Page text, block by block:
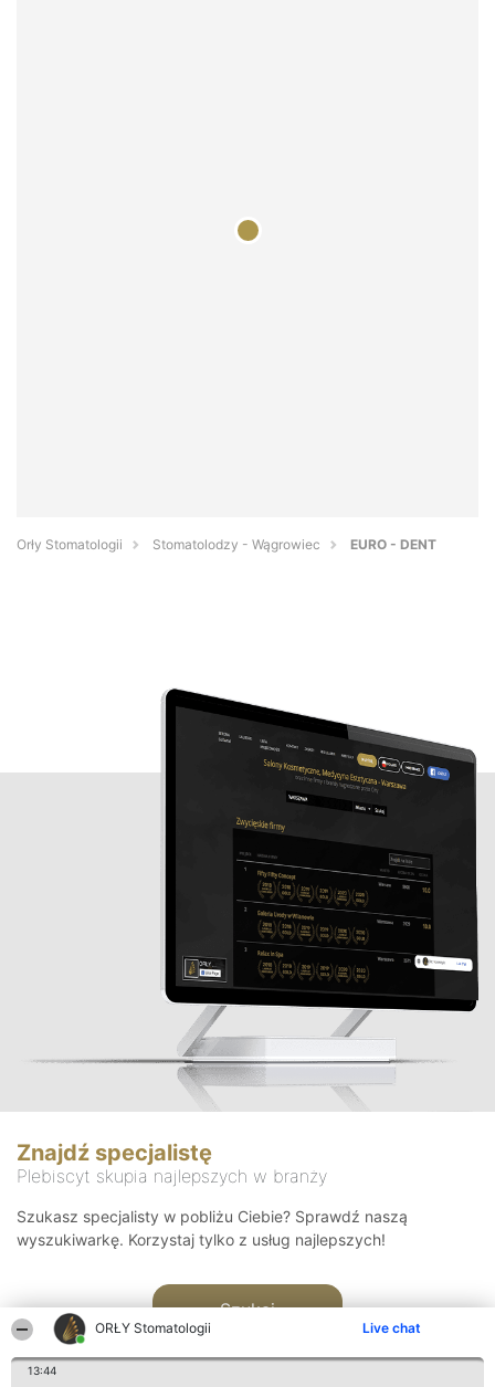
ORŁY Stomatologii Live chat
13:44
Orły Stomatologii Stomatolodzy - Wągrowiec EURO - DENT
Znajdź specjalistę
Plebiscyt skupia najlepszych w branży
Szukasz specjalisty w pobliżu Ciebie? Sprawdź naszą
wyszukiwarkę. Korzystaj tylko z usług najlepszych!
Szukaj